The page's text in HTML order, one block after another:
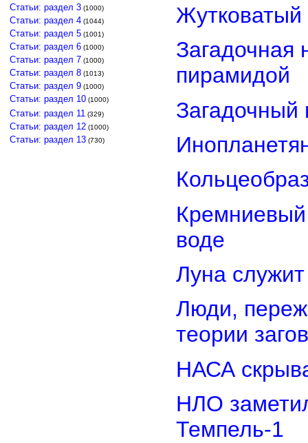
Статьи: раздел 3 (1000)
Статьи: раздел 4 (1044)
Статьи: раздел 5 (1001)
Статьи: раздел 6 (1000)
Статьи: раздел 7 (1000)
Статьи: раздел 8 (1013)
Статьи: раздел 9 (1000)
Статьи: раздел 10 (1000)
Статьи: раздел 11 (329)
Статьи: раздел 12 (1000)
Статьи: раздел 13 (730)
Загадочная
пирамидой
воде
Луна
Люди,
теории
НАСА
НЛО
Темпель-1